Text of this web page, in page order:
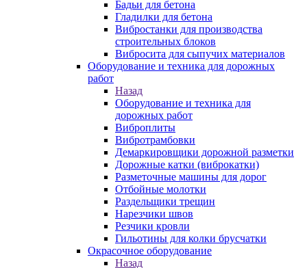
Бадьи для бетона
Гладилки для бетона
Вибростанки для производства
строительных блоков
Вибросита для сыпучих материалов
Оборудование и техника для дорожных
работ
Назад
Оборудование и техника для
дорожных работ
Виброплиты
Вибротрамбовки
Демаркировщики дорожной разметки
Дорожные катки (виброкатки)
Разметочные машины для дорог
Отбойные молотки
Раздельщики трещин
Нарезчики швов
Резчики кровли
Гильотины для колки брусчатки
Окрасочное оборудование
Назад